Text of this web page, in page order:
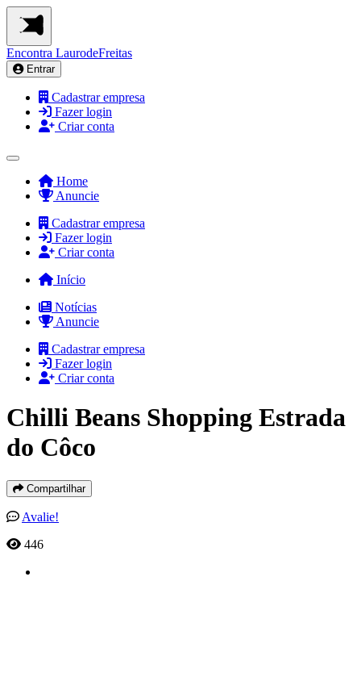
Encontra LaurodeFreitas
Entrar
Cadastrar empresa
Fazer login
Criar conta
Home
Anuncie
Cadastrar empresa
Fazer login
Criar conta
Início
Notícias
Anuncie
Cadastrar empresa
Fazer login
Criar conta
Chilli Beans Shopping Estrada
do Côco
Compartilhar
Avalie!
446